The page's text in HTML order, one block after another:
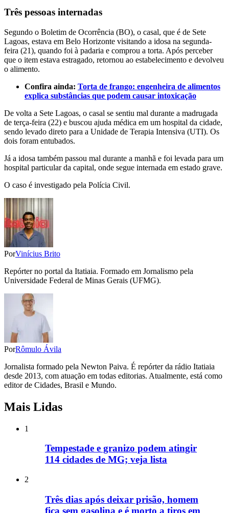
Três pessoas internadas
Segundo o Boletim de Ocorrência (BO), o casal, que é de Sete
Lagoas, estava em Belo Horizonte visitando a idosa na segunda-
feira (21), quando foi à padaria e comprou a torta. Após perceber
que o item estava estragado, retornou ao estabelecimento e devolveu
o alimento.
Confira ainda: Torta de frango: engenheira de alimentos
explica substâncias que podem causar intoxicação
De volta a Sete Lagoas, o casal se sentiu mal durante a madrugada
de terça-feira (22) e buscou ajuda médica em um hospital da cidade,
sendo levado direto para a Unidade de Terapia Intensiva (UTI). Os
dois foram entubados.
Já a idosa também passou mal durante a manhã e foi levada para um
hospital particular da capital, onde segue internada em estado grave.
O caso é investigado pela Polícia Civil.
PorVinícius Brito
Repórter no portal da Itatiaia. Formado em Jornalismo pela
Universidade Federal de Minas Gerais (UFMG).
PorRômulo Ávila
Jornalista formado pela Newton Paiva. É repórter da rádio Itatiaia
desde 2013, com atuação em todas editorias. Atualmente, está como
editor de Cidades, Brasil e Mundo.
Mais Lidas
1
Tempestade e granizo podem atingir
114 cidades de MG; veja lista
2
Três dias após deixar prisão, homem
fica sem gasolina e é morto a tiros em